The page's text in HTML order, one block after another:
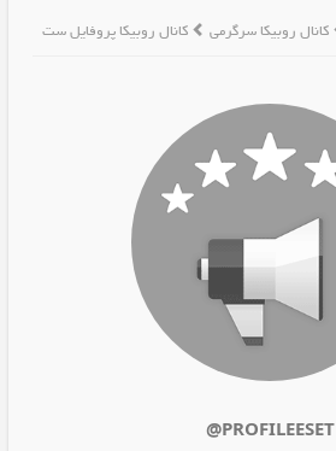
کانال روبیکا سرگرمی کانال روبیکا پروفایل ست
@PROFILEESET